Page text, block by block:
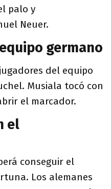
palo y
Neuer.
germano
del equipo
Musiala tocó con
el marcador.
el
conseguir el
Los alemanes